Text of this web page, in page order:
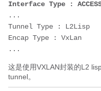
Interface Type :
...
Tunnel Type : L2Lisp
Encap Type : VxLan
...
这是使用VXLAN封装的L2
tunnel。